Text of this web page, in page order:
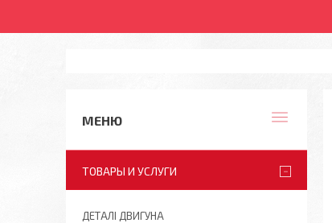
ТОВАРЫ И УСЛУГИ
ДЕТАЛІ ДВИГУНА